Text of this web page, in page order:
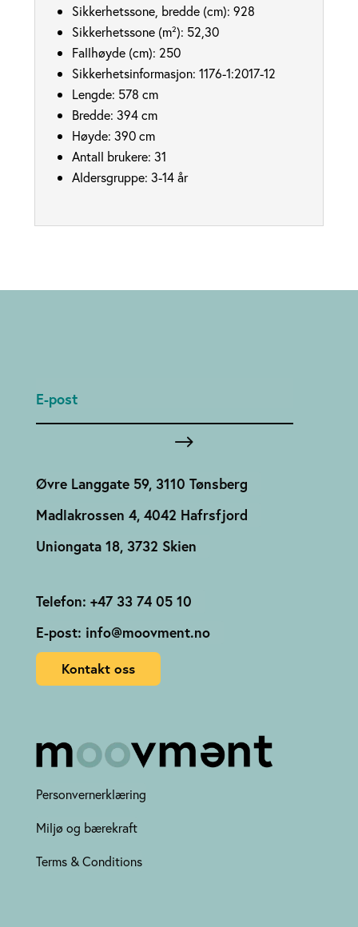
Sikkerhetssone, bredde (cm): 928
Sikkerhetssone (m²): 52,30
Fallhøyde (cm): 250
Sikkerhetsinformasjon: 1176-1:2017-12
Lengde: 578 cm
Bredde: 394 cm
Høyde: 390 cm
Antall brukere: 31
Aldersgruppe: 3-14 år
Øvre Langgate 59, 3110 Tønsberg
Madlakrossen 4, 4042 Hafrsfjord
Uniongata 18, 3732 Skien
Telefon: +47 33 74 05 10
E-post: info@moovment.no
Kontakt oss
Personvernerklæring
Miljø og bærekraft
Terms & Conditions